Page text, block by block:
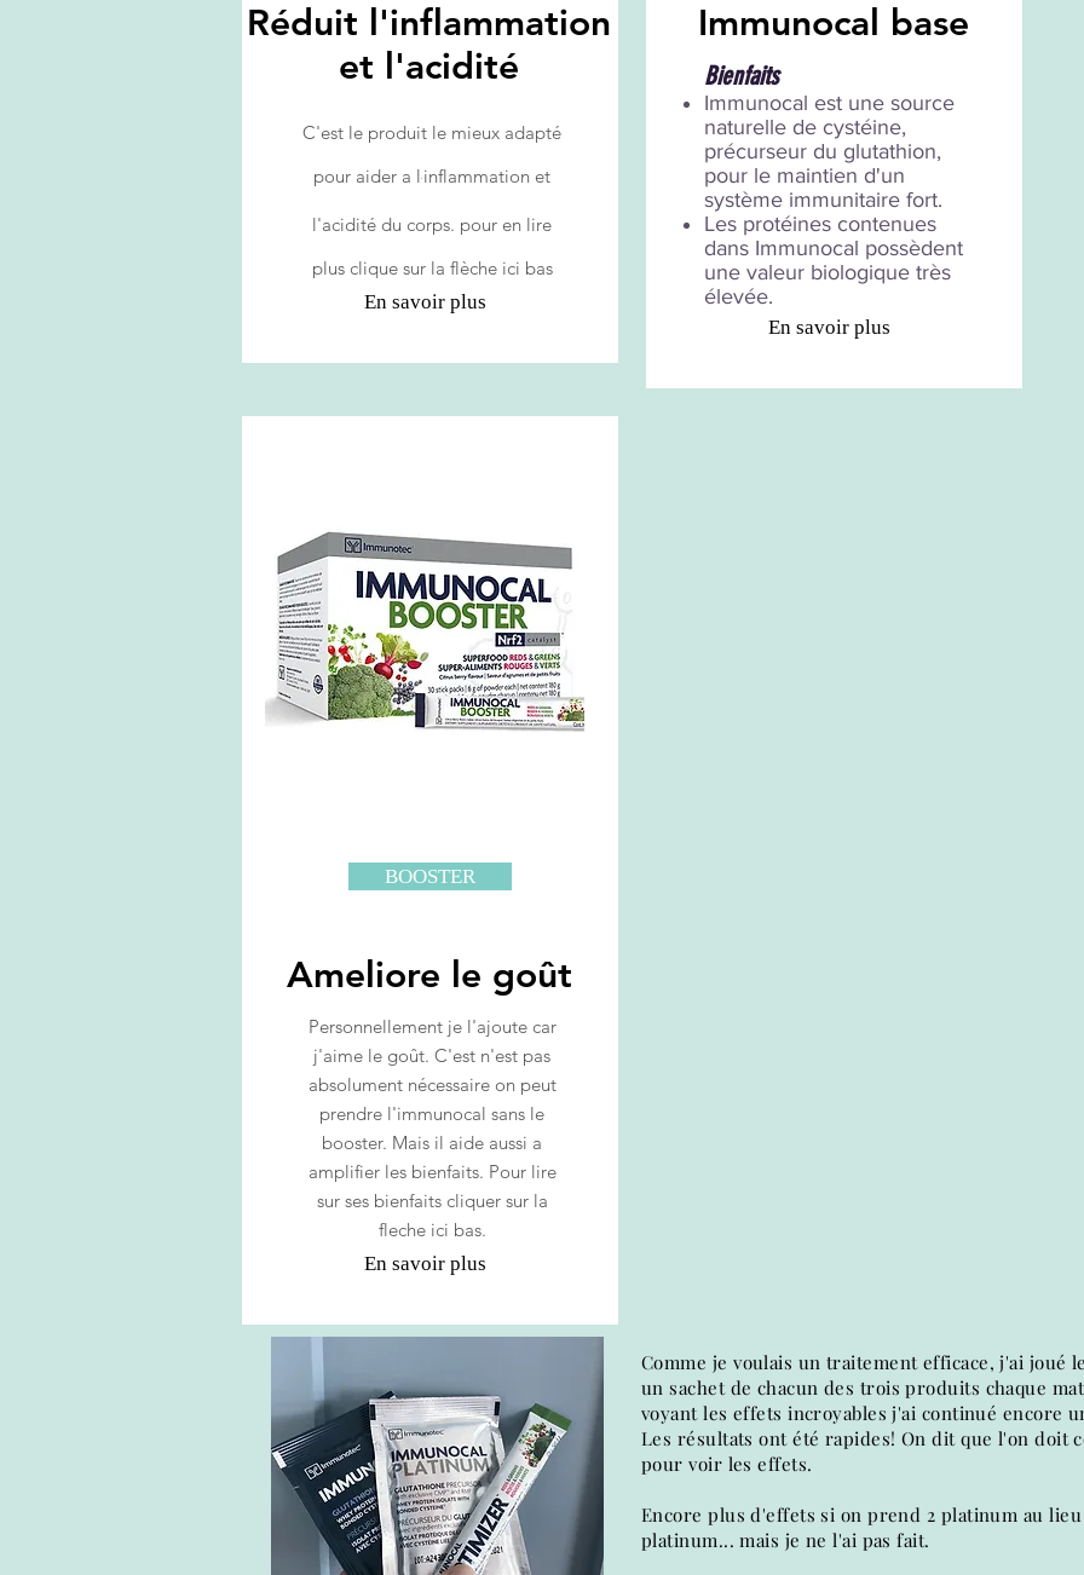
Réduit l'inflammation
et l'acidité
C'est le produit le mieux adapté
pour aider a l' inflammation et
l'acidité du corps. pour en lire
plus clique sur la flècheici bas
En savoir plus
Immunocal base
Bienfaits
Immunocal est une source
naturelle de cystéine,
précurseur du glutathion,
pour le maintien d'un
système immunitaire fort.
Les protéines contenues
dans Immunocal possèdent
une valeur biologique très
élevée.
En savoir plus
BOOSTER
Ameliore le goût
Personnellement je l'ajoute car
j'aime le goût. C'est n'est pas
absolument nécessaire on peut
prendre l'immunocal sans le
booster. Mais il aide aussi a
amplifier les bienfaits. Pour lire
sur ses bienfaits cliquer sur la
fleche ici bas.
En savoir plus
Comme je voulais un traitement efficace, j'ai joué
un sachet de chacun des trois produits chaque
voyant les effets incroyables j'ai continué encore
Les résultats ont été rapides! On dit que l'on doit
pour voir les effets.
Encore plus d'effets si on prend 2 platinum au
platinum... mais je ne l'ai pas fait.